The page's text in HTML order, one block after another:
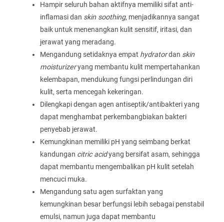
Hampir seluruh bahan aktifnya memiliki sifat anti-
inflamasi dan skin soothing, menjadikannya sangat
baik untuk menenangkan kulit sensitif, iritasi, dan
jerawat yang meradang.
Mengandung setidaknya empat hydratordan skin
moisturizeryang membantu kulit mempertahankan
kelembapan, mendukung fungsi perlindungan diri
kulit, serta mencegah kekeringan.
Dilengkapi dengan agen antiseptik/antibakteri yang
dapat menghambat perkembangbiakan bakteri
penyebab jerawat.
Kemungkinan memiliki pH yang seimbang berkat
kandungan citric acidyang bersifat asam, sehingga
dapat membantu mengembalikan pH kulit setelah
mencuci muka.
Mengandung satu agen surfaktan yang
kemungkinan besar berfungsi lebih sebagai penstabil
emulsi, namun juga dapat membantu